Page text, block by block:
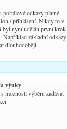
portálové odkazy platné
/ přihlášení. Nikdy to v
byl nyní udělán první krok
Například základní odkazy
dlouhodoběji
výuky
možností výběru zadávat